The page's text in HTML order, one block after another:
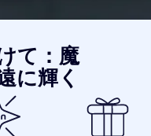
て：魔
に輝く